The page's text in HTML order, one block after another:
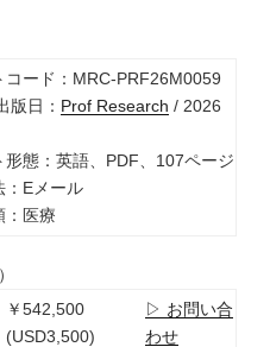
コード：MRC-PRF26M0059
版日： Prof Research / 2026
形態：英語、PDF、107ページ
：Eメール
：医療
￥542,500
(USD3,500)
▷ お問い合
わせ